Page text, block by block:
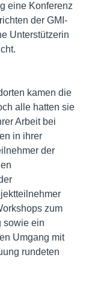
eine Konferenz
der GMI-
Unterstützerin
kamen die
alle hatten sie
Arbeit bei
in ihrer
der
zum
sowie ein
Umgang mit
rundeten